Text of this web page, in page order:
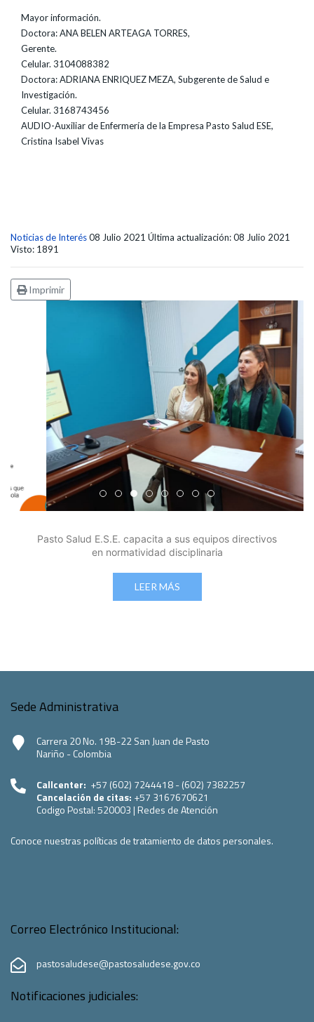
Mayor información.
Doctora: ANA BELEN ARTEAGA TORRES,
Gerente.
Celular. 3104088382
Doctora: ADRIANA ENRIQUEZ MEZA, Subgerente de Salud e
Investigación.
Celular. 3168743456
AUDIO-Auxiliar de Enfermería de la Empresa Pasto Salud ESE,
Cristina Isabel Vivas
Noticias de Interés08 Julio 2021 Última actualización: 08 Julio 2021
Visto: 1891
Imprimir
Edicto Emplazatorio a los Afiliados en el Régimen
Pasto Salud ESE lidera gestión institucional
Pasto Salud E.S.E. capacita a sus equipos
Último día para inscripciones en
Viceministro garantiza
Mil pesos que salvan vidas:
Cápsula 18-26 - Reporte
Cápsula 17-26 -
Pasto Salud E.S.E. capacita a sus equipos directivos
en normatividad disciplinaria
LEER MÁS
Sede Administrativa
Carrera 20 No. 19B-22 San Juan de Pasto
Nariño - Colombia
Callcenter: +57 (602) 7244418 - (602) 7382257
Cancelación de citas: +57 3167670621
Codigo Postal:520003 | Redes de Atención
Conoce nuestras políticas de tratamiento de datos personales.
Correo Electrónico Institucional:
pastosaludese@pastosaludese.gov.co
Notificaciones judiciales: